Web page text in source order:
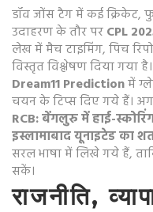
डॉव जोंस टैग में कई
उदाहरण के तौर परCPL
लेख में मैच टाइमिंग, पिच
विस्तृत विश्लेषण दिया गया
Dream11 Predictionमें
चयन के टिप्स दिए गये हैं।
RCB: बेंगलुरु में हाई-
इस्लामाबाद यूनाइटेड का
सरल भाषा में लिखे गये हैं,
सकें।
राजनीति,